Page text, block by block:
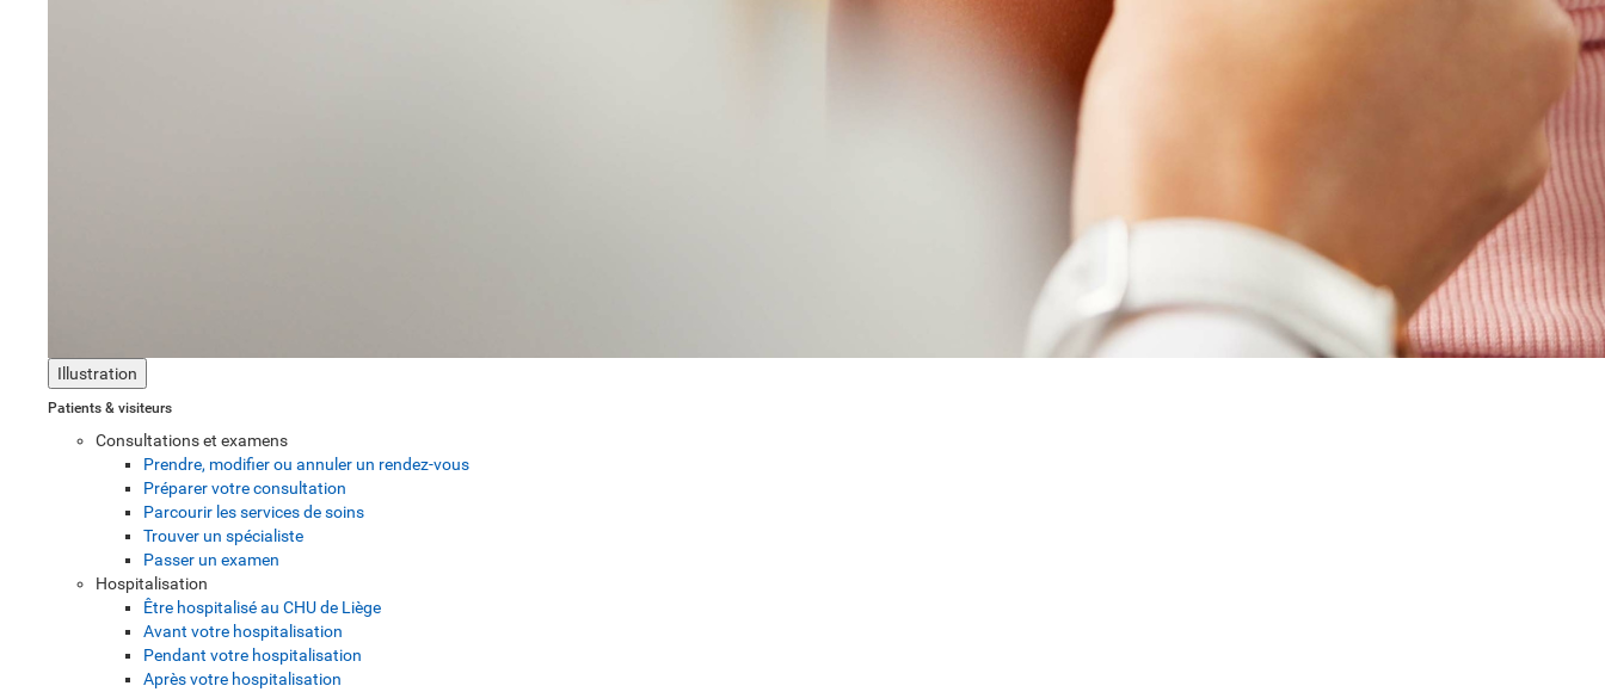
Illustration
Patients & visiteurs
Consultations et examens
Prendre, modifier ou annuler un rendez-vous
Préparer votre consultation
Parcourir les services de soins
Trouver un spécialiste
Passer un examen
Hospitalisation
Être hospitalisé au CHU de Liège
Avant votre hospitalisation
Pendant votre hospitalisation
Après votre hospitalisation